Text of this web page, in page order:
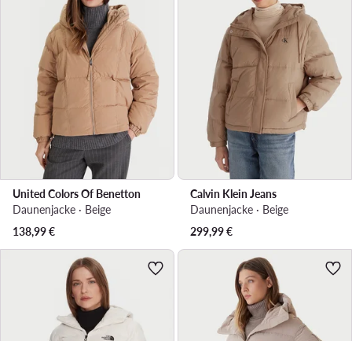
United Colors Of Benetton
Daunenjacke · Beige
138,99€
Calvin Klein Jeans
Daunenjacke · Beige
299,99€